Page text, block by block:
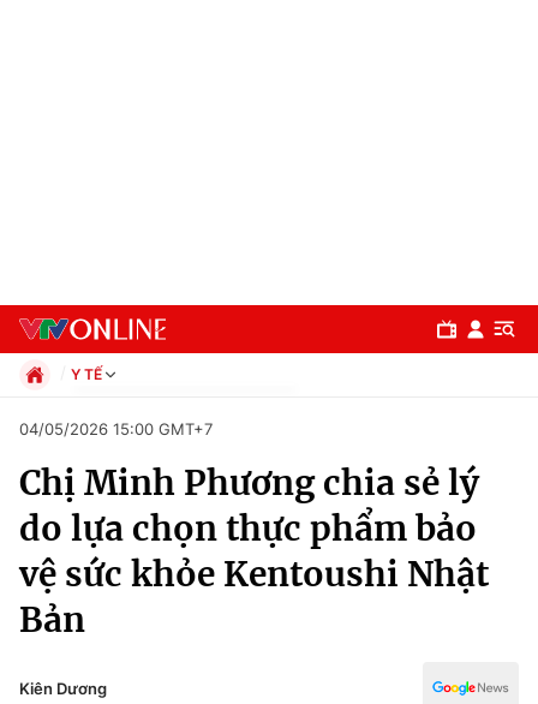
Chuyên mục
Chính trị
Xã hội
Pháp luật
Y TẾ
Xã hội
Pháp luật
Thể thao
Truyền hình
Y tế
Công nghệ
04/05/2026 15:00 GMT+7
Chị Minh Phương chia sẻ lý
do lựa chọn thực phẩm bảo
vệ sức khỏe Kentoushi Nhật
Bản
Kiên Dương